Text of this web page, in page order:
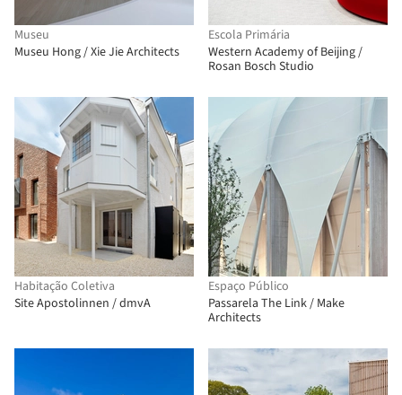
Museu
Museu Hong / Xie Jie Architects
Escola Primária
Western Academy of Beijing /
Rosan Bosch Studio
Habitação Coletiva
Site Apostolinnen / dmvA
Espaço Público
Passarela The Link / Make
Architects